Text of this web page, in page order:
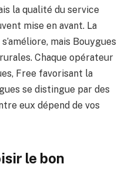
la qualité du service
mise en avant. La
mais Bouygues
Chaque opérateur
Free favorisant la
se distingue par des
eux dépend de vos
le bon